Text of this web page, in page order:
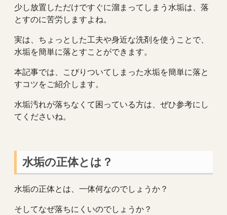
少し放置しただけですぐに溜まってしまう水垢は、落
とすのに苦労しますよね。
実は、ちょっとした工夫や身近な洗剤を使うことで、
水垢を簡単に落とすことができます。
本記事では、こびりついてしまった水垢を簡単に落と
すコツをご紹介します。
水垢汚れが落ちなくて困っている方は、ぜひ参考にし
てくださいね。
水垢の正体とは？
水垢の正体とは、一体何なのでしょうか？
そしてなぜ落ちにくいのでしょうか？